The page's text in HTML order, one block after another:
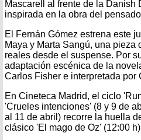
Mascarell al frente de la Danish
inspirada en la obra del
El Fernán Gómez estrena este
Maya y Marta Sangú, una
reales desde el suspense. Por
adaptación escénica de la
Carlos Fisher e interpretada por
En Cineteca Madrid, el ciclo
'Crueles intenciones' (8 y 9 de
al 11 de abril) recorre la huella
clásico 'El mago de Oz' (12:00